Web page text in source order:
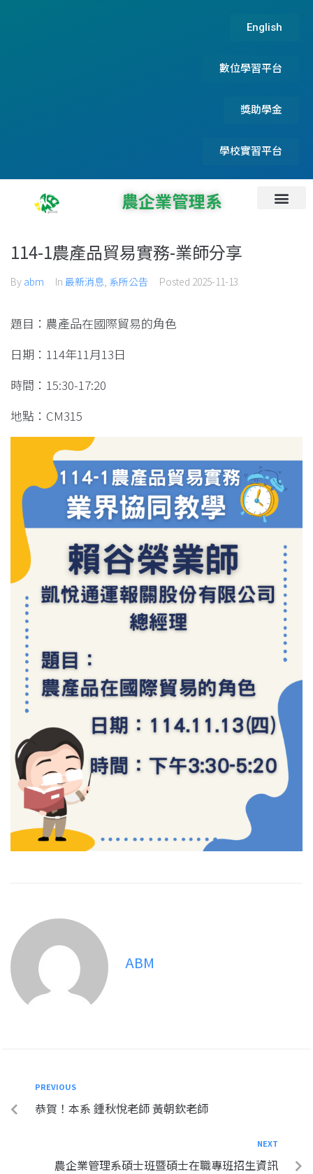
English
數位學習平台
獎助學金
學校實習平台
農企業管理系
114-1農產品貿易實務-業師分享
By abm In 最新消息, 系所公告 Posted 2025-11-13
題目：農產品在國際貿易的角色
日期：114年11月13日
時間：15:30-17:20
地點：CM315
ABM
PREVIOUS
恭賀！本系 鍾秋悅老師 黃朝欽老師
NEXT
農企業管理系碩士班暨碩士在職專班招生資訊